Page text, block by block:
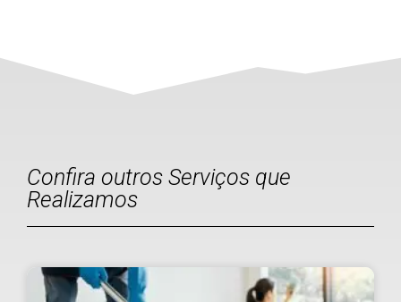
Confira outros Serviços que
Realizamos